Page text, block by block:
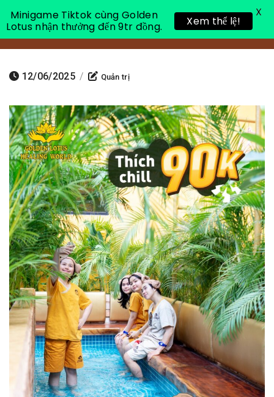
Toggle
12/06/2025 / Quản trị
Minigame Tiktok cùng Golden
Lotus nhận thưởng đến 9tr đồng.
Xem thể lệ!
X